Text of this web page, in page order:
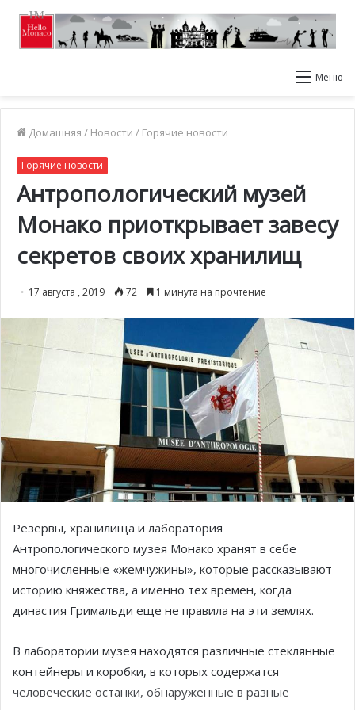
Меню
Домашняя / Новости / Горячие новости
Горячие новости
Антропологический музей
Монако приоткрывает завесу
секретов своих хранилищ
17 августа , 2019 72 1 минута на прочтение
Резервы, хранилища и лаборатория
Антропологического музея Монако хранят в себе
многочисленные «жемчужины», которые рассказывают
историю княжества, а именно тех времен, когда
династия Гримальди еще не правила на эти землях.
В лаборатории музея находятся различные стеклянные
контейнеры и коробки, в которых содержатся
человеческие останки, обнаруженные в разные